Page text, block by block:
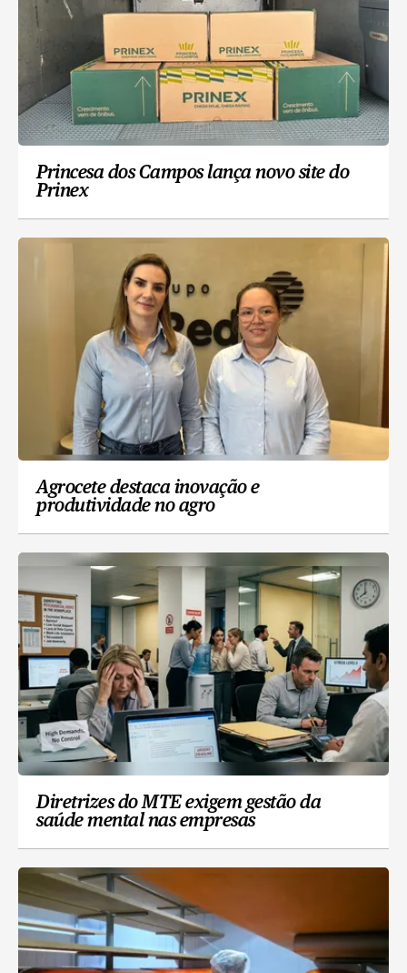
Princesa dos Campos lança novo site do
Prinex
Agrocete destaca inovação e
produtividade no agro
Diretrizes do MTE exigem gestão da
saúde mental nas empresas